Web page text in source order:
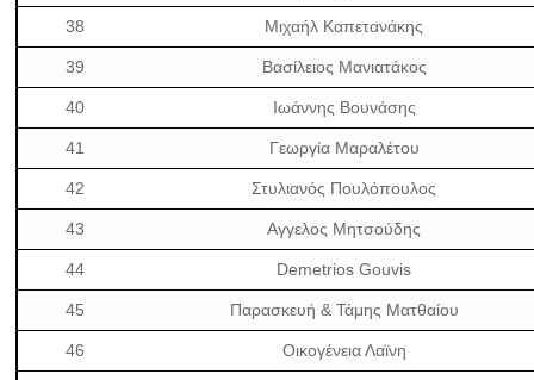
38 Μιχαήλ Καπετανάκης
39 Βασίλειος Μανιατάκος
40 Ιωάννης Βουνάσης
41 Γεωργία Μαραλέτου
42 Στυλιανός Πουλόπουλος
43 Αγγελος Μητσούδης
44 Demetrios Gouvis
45 Παρασκευή & Τάμης Ματθαίου
46 Οικογένεια Λαϊνη